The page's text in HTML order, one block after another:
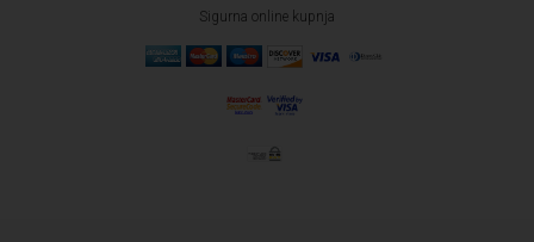
Sigurna online kupnja